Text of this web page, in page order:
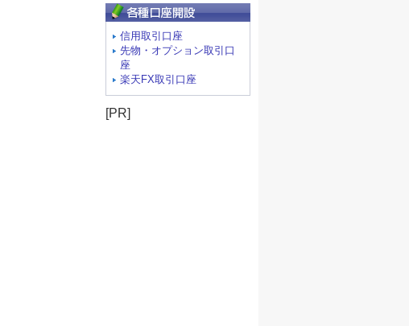
信用取引口座
先物・オプション取引口
座
楽天FX取引口座
[PR]